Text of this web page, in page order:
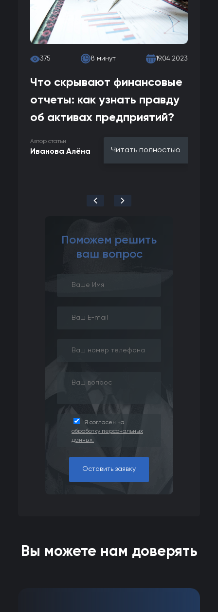
375 8 минут 19.04.2023
Что скрывают финансовые
отчеты: как узнать правду
об активах предприятий?
Автор статьи
Иванова Алёна Читать полностью
- +
Поможем решить
ваш вопрос
Я согласен на
обработку персональных
данных.
Оставить заявку
Вы можете нам доверять